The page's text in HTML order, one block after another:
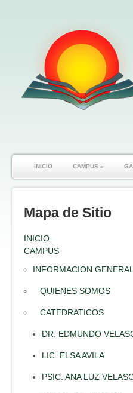
INICIO CAMPUS »
Mapa de Sitio
INICIO
CAMPUS
INFORMACION GENERAL
QUIENES SOMOS
CATEDRATICOS
DR. EDMUNDO
LIC. ELSA AVILA
PSIC. ANA LUZ